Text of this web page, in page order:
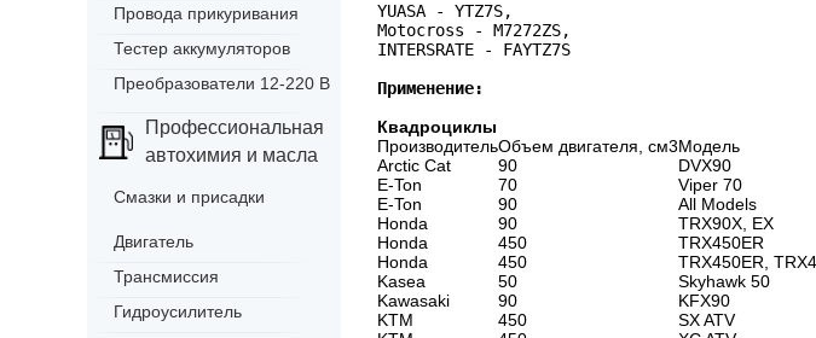
YUASA - YTZ7S,
Motocross - M7272ZS,
INTERSRATE - FAYTZ7S
Применение:
Квадроциклы
ПроизводительОбъем двигателя, см3Модель
Arctic Cat
90 DVX90
E-Ton
70 Viper 70
E-Ton
90 All Models
Honda
90 TRX90X, EX
Honda
450 TRX450ER
Honda
450 TRX450ER,
Kasea
50 Skyhawk 50
Kawasaki
90 KFX90
KTM
450 SX ATV
Провода прикуривания
Тестер аккумуляторов
Преобразователи 12-220 В
Профессиональная
автохимия и масла
Смазки и присадки
Двигатель
Трансмиссия
Гидроусилитель